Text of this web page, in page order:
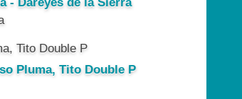
Pluma, Tito Double P